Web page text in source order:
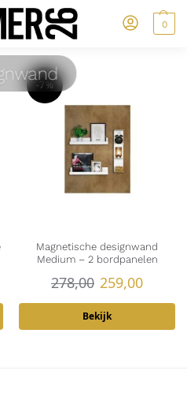
0
-7%
Magnetische designwand
Medium – 2 bordpanelen
278,00 259,00
Bekijk